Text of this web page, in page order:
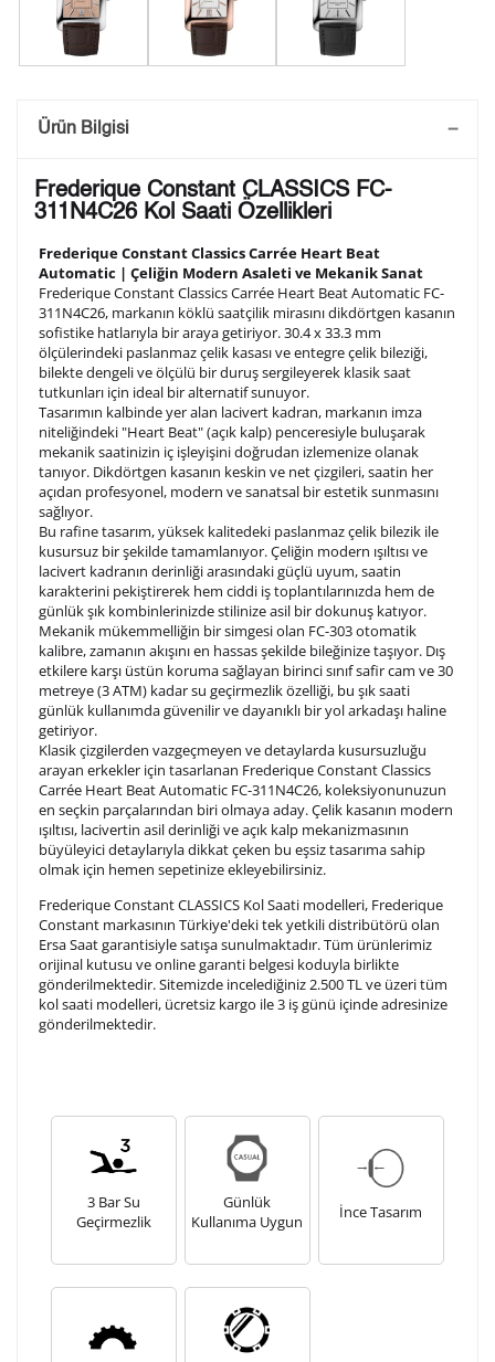
Saatini Kişiselleştir
arka kapağına gravür tekniği ile formda belirtmiş
olduğunuz şekilde işlenecektir.
1. Satır
10/ 10
2. Satır
10
3. Satır
10/ 10
Lütfen font seçiniz
Ön İzleme Kişiselleştir Vazgeç
Kişiselleştirilmiş ürünlerin teslim süresi gravür işleme
sebebi ile 1-2 iş günü uzamaktadır. Gravür İşlemi
tamamlandıktan sonra siparişiniz kargoya verilecektir.
Kişiselleştirilmiş
ürünlerde
iade ve değişim
yapılamaz.
Ürün Bilgisi
Frederique Constant CLASSICS FC-
311N4C26 Kol Saati Özellikleri
Frederique Constant Classics Carrée Heart Beat
Automatic | Çeliğin Modern Asaleti ve Mekanik Sanat
Frederique Constant Classics Carrée Heart Beat Automatic FC-
311N4C26, markanın köklü saatçilik mirasını dikdörtgen kasanın
sofistike hatlarıyla bir araya getiriyor. 30.4 x 33.3 mm
ölçülerindeki paslanmaz çelik kasası ve entegre çelik bileziği,
bilekte dengeli ve ölçülü bir duruş sergileyerek klasik saat
tutkunları için ideal bir alternatif sunuyor.
Tasarımın kalbinde yer alan lacivert kadran, markanın imza
niteliğindeki "Heart Beat" (açık kalp) penceresiyle buluşarak
mekanik saatinizin iç işleyişini doğrudan izlemenize olanak
tanıyor. Dikdörtgen kasanın keskin ve net çizgileri, saatin her
açıdan profesyonel, modern ve sanatsal bir estetik sunmasını
sağlıyor.
Bu rafine tasarım, yüksek kalitedeki paslanmaz çelik bilezik ile
kusursuz bir şekilde tamamlanıyor. Çeliğin modern ışıltısı ve
lacivert kadranın derinliği arasındaki güçlü uyum, saatin
karakterini pekiştirerek hem ciddi iş toplantılarınızda hem de
günlük şık kombinlerinizde stilinize asil bir dokunuş katıyor.
Mekanik mükemmelliğin bir simgesi olan FC-303 otomatik
kalibre, zamanın akışını en hassas şekilde bileğinize taşıyor. Dış
etkilere karşı üstün koruma sağlayan birinci sınıf safir cam ve 30
metreye (3 ATM) kadar su geçirmezlik özelliği, bu şık saati
günlük kullanımda güvenilir ve dayanıklı bir yol arkadaşı haline
getiriyor.
Klasik çizgilerden vazgeçmeyen ve detaylarda kusursuzluğu
arayan erkekler için tasarlanan Frederique Constant Classics
Carrée Heart Beat Automatic FC-311N4C26, koleksiyonunuzun
en seçkin parçalarından biri olmaya aday. Çelik kasanın modern
ışıltısı, lacivertin asil derinliği ve açık kalp mekanizmasının
büyüleyici detaylarıyla dikkat çeken bu eşsiz tasarıma sahip
olmak için hemen sepetinize ekleyebilirsiniz.
Frederique Constant CLASSICS Kol Saati modelleri, Frederique
Constant markasının Türkiye'deki tek yetkili distribütörü olan
Ersa Saat garantisiyle satışa sunulmaktadır. Tüm ürünlerimiz
orijinal kutusu ve online garanti belgesi koduyla birlikte
gönderilmektedir. Sitemizde incelediğiniz 2.500 TL ve üzeri tüm
kol saati modelleri, ücretsiz kargo ile 3 iş günü içinde adresinize
gönderilmektedir.
3 Bar Su
Geçirmezlik
Günlük
Kullanıma Uygun
İnce Tasarım